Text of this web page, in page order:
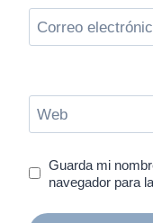
Correo
Web
Guarda mi
navegador para